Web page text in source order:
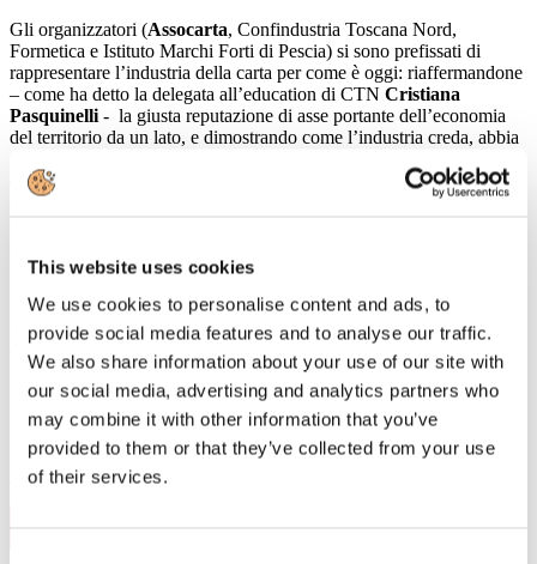
This website uses cookies
We use cookies to personalise content and ads, to
provide social media features and to analyse our traffic.
We also share information about your use of our site with
our social media, advertising and analytics partners who
may combine it with other information that you’ve
provided to them or that they’ve collected from your use
of their services.
Gli organizzatori (Assocarta, Confindustria Toscana Nord,
Formetica e Istituto Marchi Forti di Pescia) si sono prefissati di
rappresentare l’industria della carta per come è oggi: riaffermandone
– come ha detto la delegata all’education di CTN Cristiana
Pasquinelli - la giusta reputazione di asse portante dell’economia
del territorio da un lato, e dimostrando come l’industria creda, abbia
di sostenibilità e circolarità ambientale dall’altro. Sono i due pilastri
su cui si dovrà fondare l’appeal delle cartiere verso il mondo della
impiegarsi con soddisfazione e successo.
Il Centro Studi di Confindustria ha documentato il valore numerico
del settore, e le sue ricadute in termini di fatturato, export, attrazione
di investimenti e occupazione; ma allo stesso tempo ha posto
l’accento sui costi che le nostre cartiere devono sostenere per
procurarsi energia e dotarsi di impianti di smaltimento e riciclo.
Leggi di più